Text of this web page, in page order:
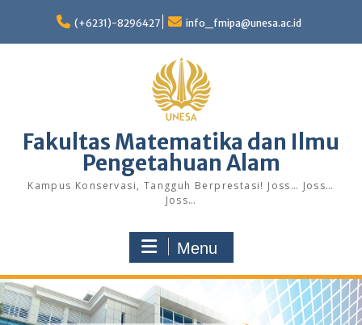
content
(+6231)-8296427 info_fmipa@unesa.ac.id
Fakultas Matematika dan Ilmu
Pengetahuan Alam
Kampus Konservasi, Tangguh Berprestasi! Joss… Joss…
Joss…
Menu